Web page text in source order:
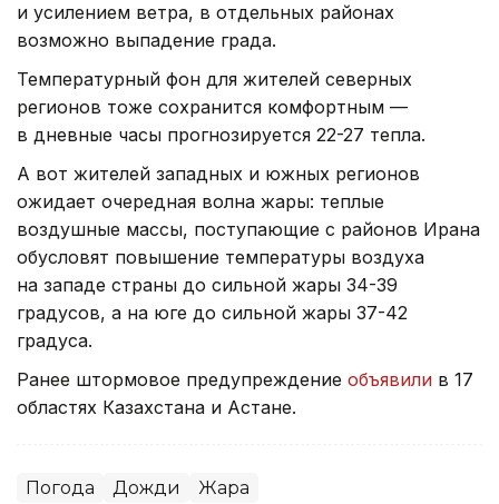
и усилением ветра, в отдельных районах
возможно выпадение града.
Температурный фон для жителей северных
регионов тоже сохранится комфортным —
в дневные часы прогнозируется 22-27 тепла.
А вот жителей западных и южных регионов
ожидает очередная волна жары: теплые
воздушные массы, поступающие с районов Ирана
обусловят повышение температуры воздуха
на западе страны до сильной жары 34-39
градусов, а на юге до сильной жары 37-42
градуса.
Ранее штормовое предупреждение объявили в 17
областях Казахстана и Астане.
Погода Дожди Жара